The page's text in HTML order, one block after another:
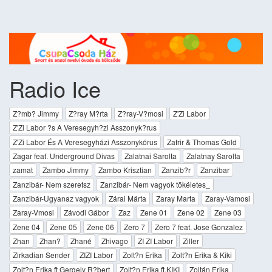
Radio Ice
Z?mb? Jimmy Z?ray M?rta Z?ray-V?mosi
Z'Zi Labor
Z'Zi Labor ?s A Veresegyh?zi Asszonyk?rus
Z'Zi Labor És A Veresegyházi Asszonykórus
Zafrir & Thomas Gold
Zagar feat. Underground Divas
Zalatnai Sarolta
Zalatnay Sarolta
zamat
Zambo Jimmy Zambo Krisztian Zanzib?r
Zanzibar
Zanzibár- Nem szeretsz
Zanzibár- Nem vagyok tökéletes_
Zanzibár-Ugyanaz vagyok
Zárai Márta Zaray Marta
Zaray-Vamosi
Zaray-Vmosi
Závodi Gábor Zaz Zene 01 Zene 02
Zene 03
Zene 04
Zene 05 Zene 06 Zero 7
Zero 7 feat. Jose Gonzalez
Zhan
Zhan? Zhané Zhivago ZI ZI Labor
Ziller
Zirkadian Sender
ZIZI Labor Zolt?n Erika
Zolt?n Erika & Kiki
Zolt?n Erika ft Gergely R?bert
Zolt?n Erika ft.KIKI Zoltán Erika